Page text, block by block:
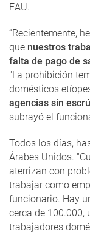
EAU.
“Recientemente,
que nuestros
falta de pago de
"La prohibición
domésticos
agencias sin
subrayó el
Todos los días,
Árabes Unidos.
aterrizan con
trabajar como
funcionario. Hay
cerca de 100.000,
trabajadores